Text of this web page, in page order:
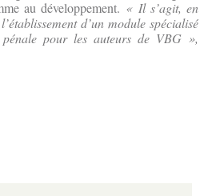
au développement. « Il s’agit, en
d’un module spécialisé
pour les auteurs de VBG »,